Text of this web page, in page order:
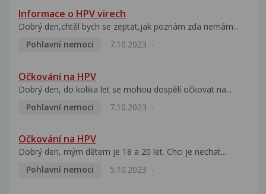
Informace o HPV virech
Dobrý den,chtěl bych se zeptat,jak poznám zda nemám...
Pohlavní nemoci
7.10.2023
Očkování na HPV
Dobrý den, do kolika let se mohou dospělí očkovat na...
Pohlavní nemoci
7.10.2023
Očkování na HPV
Dobrý den, mým dětem je 18 a 20 let. Chci je nechat...
Pohlavní nemoci
5.10.2023